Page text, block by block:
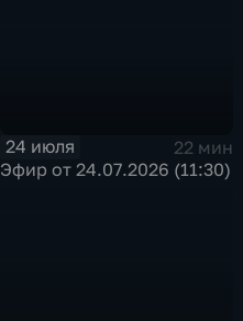
24 июля
22 мин
Эфир от 24.07.2026 (11:30)